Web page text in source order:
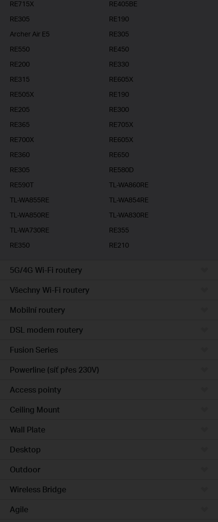
RE715X
RE405BE
RE305
RE190
Archer Air E5
RE305
RE550
RE450
RE200
RE330
RE315
RE605X
RE505X
RE190
RE205
RE300
RE365
RE705X
RE700X
RE605X
RE360
RE650
RE305
RE580D
RE590T
TL-WA860RE
TL-WA855RE
TL-WA854RE
TL-WA850RE
TL-WA830RE
TL-WA730RE
RE355
RE350
RE210
5G/4G Wi-Fi routery
Všechny Wi-Fi routery
Mobilní routery
DSL modem routery
Fusion Series
Powerline (síť přes 230V)
Access pointy
Ceiling Mount
Wall Plate
Desktop
Outdoor
Wireless Bridge
Agile